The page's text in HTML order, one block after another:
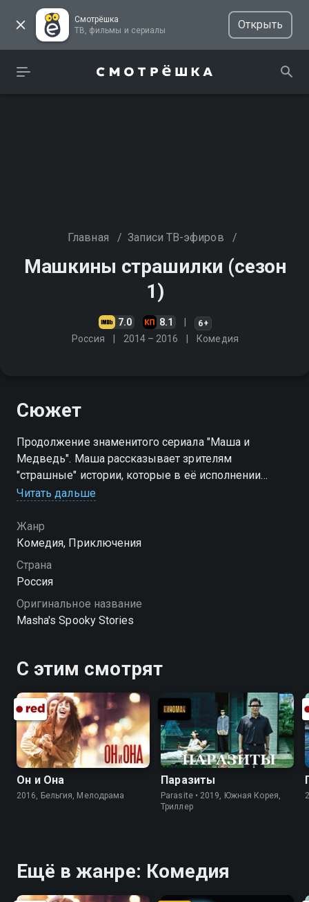
Смотрёшка
ТВ, фильмы и сериалы
Открыть
Главная / Записи ТВ-эфиров /
Машкины страшилки (сезон
1)
7.0 8.1 6+
Россия 2014 – 2016 Комедия
Сюжет
Продолжение знаменитого сериала "Маша и
Медведь". Маша рассказывает зрителям
"страшные" истории, которые в её исполнении
оказываются забавными, весёлыми и даже
Посмотреть онлайн 1 сезон сериала Машкины
страшилки вы можете совершенно бесплатно в
хорошем HD качестве на Смотрёшке
Читать дальше
Жанр
Комедия, Приключения
Страна
Россия
Оригинальное название
Masha's Spooky Stories
С этим смотрят
Он и Она
2016, Бельгия, Мелодрама
Паразиты
Parasite • 2019, Южная Корея,
Триллер
Ещё в жанре: Комедия